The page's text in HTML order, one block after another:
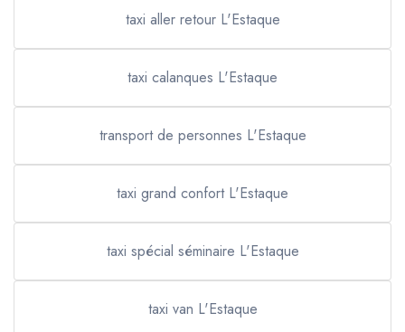
taxi aller retour L'Estaque
taxi calanques L'Estaque
transport de personnes L'Estaque
taxi grand confort L'Estaque
taxi spécial séminaire L'Estaque
taxi van L'Estaque